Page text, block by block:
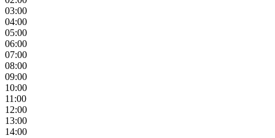
03:00
04:00
05:00
06:00
07:00
08:00
09:00
10:00
11:00
12:00
13:00
14:00